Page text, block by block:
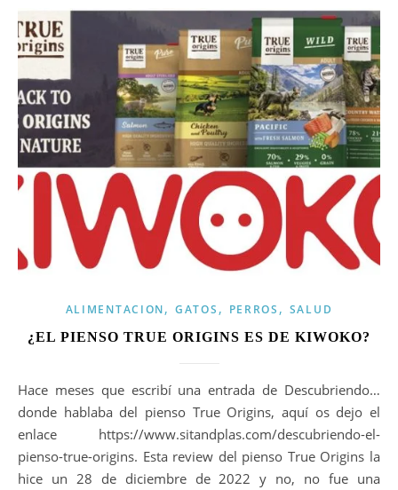
ALIMENTACION,GATOS , PERROS , SALUD
¿EL PIENSO TRUE ORIGINS ES DE KIWOKO?
Hace meses que escribí una entrada de Descubriendo…
donde hablaba del pienso True Origins, aquí os dejo el
enlace https://www.sitandplas.com/descubriendo-el-
pienso-true-origins. Esta review del pienso True Origins la
hice un 28 de diciembre de 2022 y no, no fue una